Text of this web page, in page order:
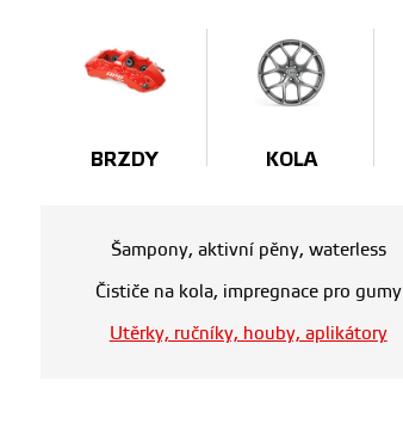
BRZDY KOLA
Šampony, aktivní pěny, waterless
Čističe na kola, impregnace pro gumy
Utěrky, ručníky, houby, aplikátory